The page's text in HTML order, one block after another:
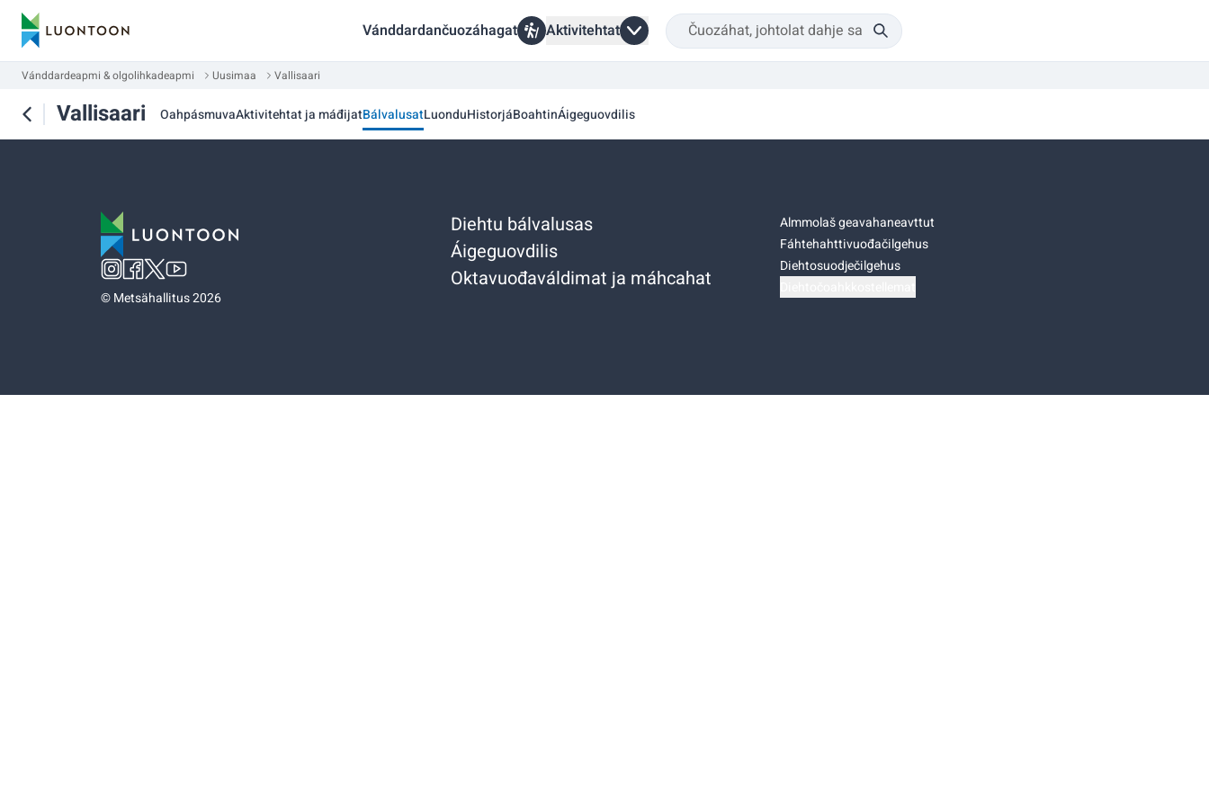
Vánddardančuozáhagat Aktivitehtat
Vánddardeapmi & olgolihkadeapmi Uusimaa Vallisaari
Vallisaari OahpásmuvaAktivitehtat ja máđijatBálvalusatLuonduHistorjáBoahtinÁigeguovdilis
©Metsähallitus 2026
Diehtu bálvalusas
Áigeguovdilis
Oktavuođaváldimat ja máhcahat
Almmolaš geavahaneavttut
Fáhtehahttivuođačilgehus
Diehtosuodječilgehus